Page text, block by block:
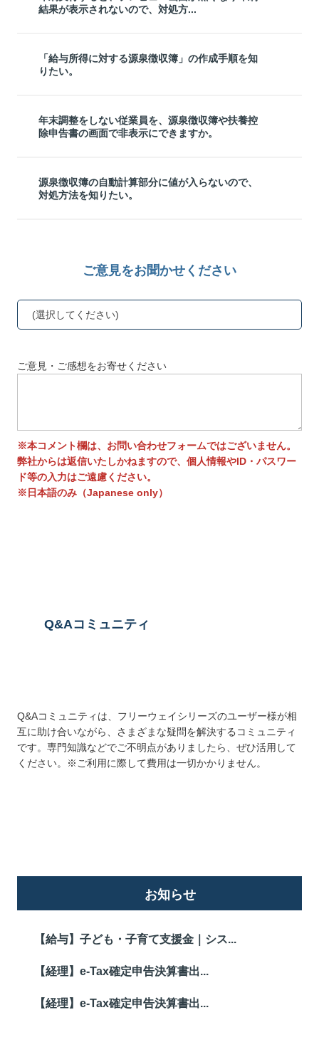
結果が表示されないので、対処方...
「給与所得に対する源泉徴収簿」の作成手順を知
りたい。
年末調整をしない従業員を、源泉徴収簿や扶養控
除申告書の画面で非表示にできますか。
源泉徴収簿の自動計算部分に値が入らないので、
対処方法を知りたい。
ご意見をお聞かせください
(選択してください)
ご意見・ご感想をお寄せください
※本コメント欄は、お問い合わせフォームではございません。
弊社からは返信いたしかねますので、個人情報やID・パスワー
ド等の入力はご遠慮ください。
※日本語のみ（Japanese only）
Q&Aコミュニティ
Q&Aコミュニティは、フリーウェイシリーズのユーザー様が相
互に助け合いながら、さまざまな疑問を解決するコミュニティ
です。専門知識などでご不明点がありましたら、ぜひ活用して
ください。※ご利用に際して費用は一切かかりません。
お知らせ
【給与】子ども・子育て支援金｜シス...
【経理】e-Tax確定申告決算書出...
【経理】e-Tax確定申告決算書出...